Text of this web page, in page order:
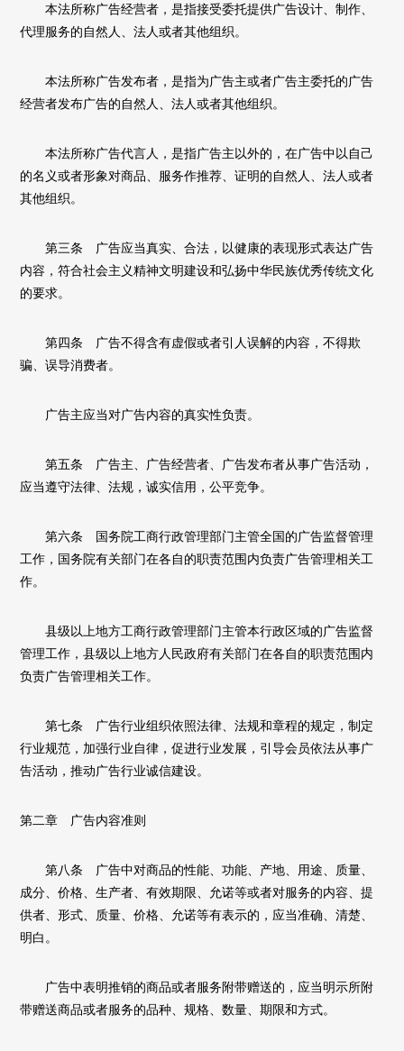
本法所称广告经营者，是指接受委托提供广告设计、制作、
代理服务的自然人、法人或者其他组织。
本法所称广告发布者，是指为广告主或者广告主委托的广告
经营者发布广告的自然人、法人或者其他组织。
本法所称广告代言人，是指广告主以外的，在广告中以自己
的名义或者形象对商品、服务作推荐、证明的自然人、法人或者
其他组织。
第三条 广告应当真实、合法，以健康的表现形式表达广告
内容，符合社会主义精神文明建设和弘扬中华民族优秀传统文化
的要求。
第四条 广告不得含有虚假或者引人误解的内容，不得欺
骗、误导消费者。
广告主应当对广告内容的真实性负责。
第五条 广告主、广告经营者、广告发布者从事广告活动，
应当遵守法律、法规，诚实信用，公平竞争。
第六条 国务院工商行政管理部门主管全国的广告监督管理
工作，国务院有关部门在各自的职责范围内负责广告管理相关工
作。
县级以上地方工商行政管理部门主管本行政区域的广告监督
管理工作，县级以上地方人民政府有关部门在各自的职责范围内
负责广告管理相关工作。
第七条 广告行业组织依照法律、法规和章程的规定，制定
行业规范，加强行业自律，促进行业发展，引导会员依法从事广
告活动，推动广告行业诚信建设。
第二章 广告内容准则
第八条 广告中对商品的性能、功能、产地、用途、质量、
成分、价格、生产者、有效期限、允诺等或者对服务的内容、提
供者、形式、质量、价格、允诺等有表示的，应当准确、清楚、
明白。
广告中表明推销的商品或者服务附带赠送的，应当明示所附
带赠送商品或者服务的品种、规格、数量、期限和方式。